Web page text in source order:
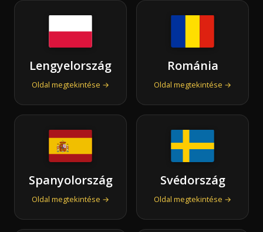
Lengyelország
Oldal megtekintése →
Románia
Oldal megtekintése →
Spanyolország
Oldal megtekintése →
Svédország
Oldal megtekintése →